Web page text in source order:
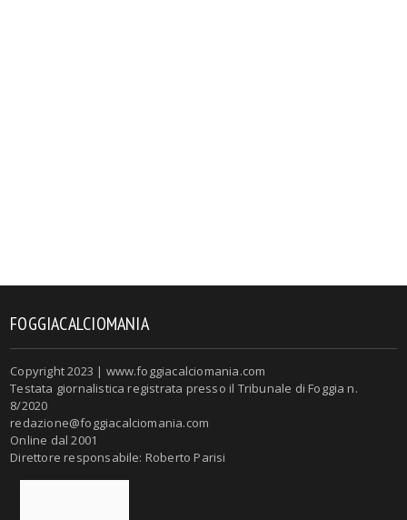
FOGGIACALCIOMANIA
Copyright 2023 | www.foggiacalciomania.com
Testata giornalistica registrata presso il Tribunale di Foggia n.
8/2020
redazione@foggiacalciomania.com
Online dal 2001
Direttore responsabile: Roberto Parisi